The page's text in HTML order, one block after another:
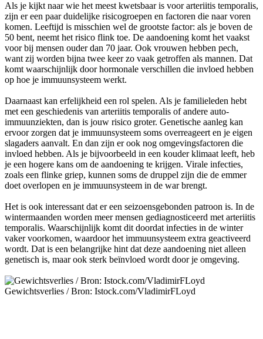
Als je kijkt naar wie het meest kwetsbaar is voor arteriitis temporalis,
zijn er een paar duidelijke risicogroepen en factoren die naar voren
komen. Leeftijd is misschien wel de grootste factor: als je boven de
50 bent, neemt het risico flink toe. De aandoening komt het vaakst
voor bij mensen ouder dan 70 jaar. Ook vrouwen hebben pech,
want zij worden bijna twee keer zo vaak getroffen als mannen. Dat
komt waarschijnlijk door hormonale verschillen die invloed hebben
op hoe je immuunsysteem werkt.
Daarnaast kan erfelijkheid een rol spelen. Als je familieleden hebt
met een geschiedenis van arteriitis temporalis of andere auto-
immuunziekten, dan is jouw risico groter. Genetische aanleg kan
ervoor zorgen dat je immuunsysteem soms overreageert en je eigen
slagaders aanvalt. En dan zijn er ook nog omgevingsfactoren die
invloed hebben. Als je bijvoorbeeld in een kouder klimaat leeft, heb
je een hogere kans om de aandoening te krijgen. Virale infecties,
zoals een flinke griep, kunnen soms de druppel zijn die de emmer
doet overlopen en je immuunsysteem in de war brengt.
Het is ook interessant dat er een seizoensgebonden patroon is. In de
wintermaanden worden meer mensen gediagnosticeerd met arteriitis
temporalis. Waarschijnlijk komt dit doordat infecties in de winter
vaker voorkomen, waardoor het immuunsysteem extra geactiveerd
wordt. Dat is een belangrijke hint dat deze aandoening niet alleen
genetisch is, maar ook sterk beïnvloed wordt door je omgeving.
Gewichtsverlies /Bron: Istock.com/VladimirFLoyd